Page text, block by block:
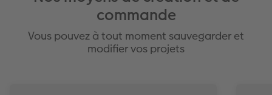
commande
Vous pouvez à tout moment sauvegarder et
modifier vos projets